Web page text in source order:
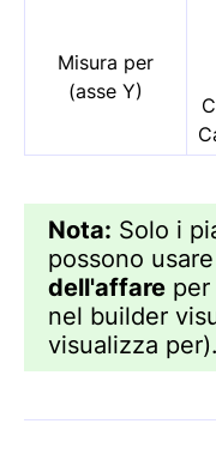
Misura per
(asse Y)
Nota: Solo i
possono
dell'affare
nel builder
visualizza per).